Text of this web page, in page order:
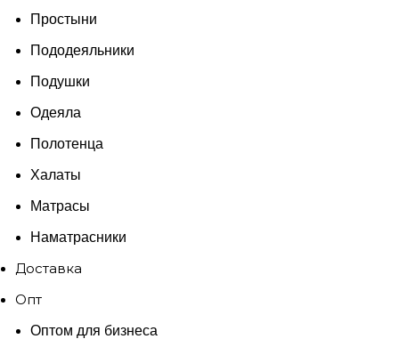
Простыни
Пододеяльники
Подушки
Одеяла
Полотенца
Халаты
Матрасы
Наматрасники
Доставка
Опт
Оптом для бизнеса